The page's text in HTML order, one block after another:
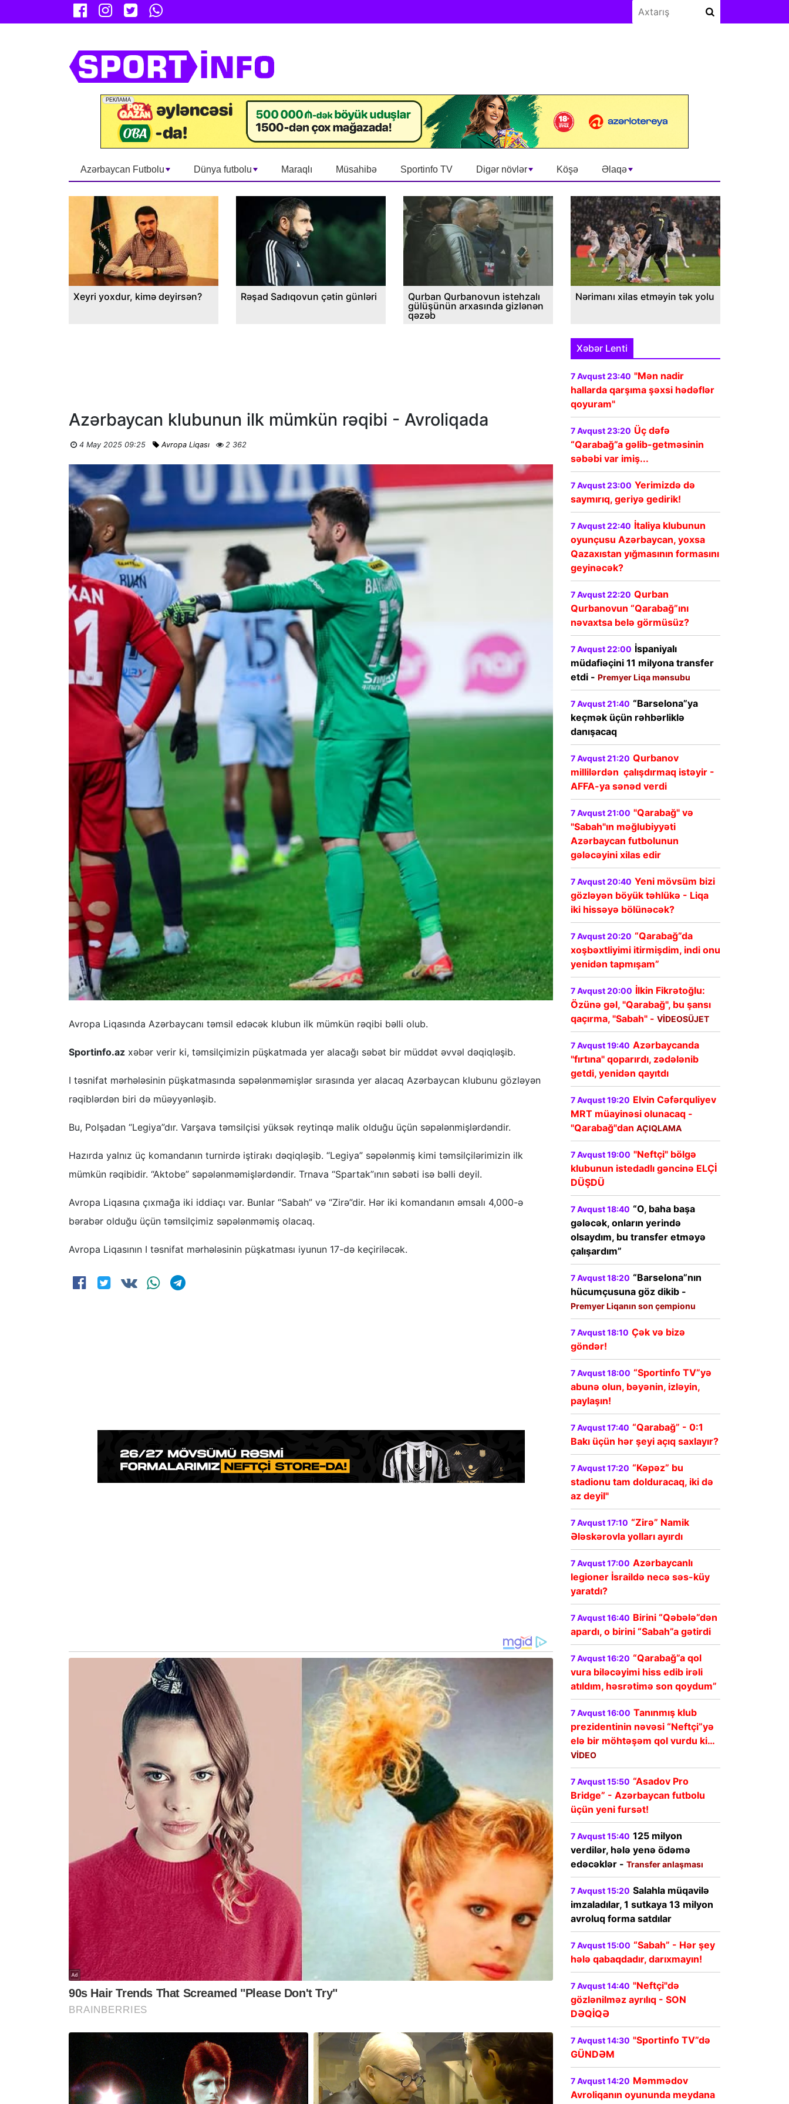
Azərbaycan Futbolu Dünya futbolu Maraqlı Müsahibə Sportinfo TV Digər növlər Köşə Əlaqə
Xeyri yoxdur, kimə deyirsən? Rəşad Sadıqovun çətin günləri
Qurban Qurbanovun istehzalı
gülüşünün arxasında gizlənən
qəzəb
Nərimanı xilas etməyin tək yolu
Azərbaycan klubunun ilk mümkün rəqibi - Avroliqada
4 May 2025 09:25 Avropa Liqası 2 362
Avropa Liqasında Azərbaycanı təmsil edəcək klubun ilk mümkün rəqibi bəlli olub.
Sportinfo.az xəbər verir ki, təmsilçimizin püşkatmada yer alacağı səbət bir müddət əvvəl dəqiqləşib.
I təsnifat mərhələsinin püşkatmasında səpələnməmişlər sırasında yer alacaq Azərbaycan klubunu gözləyən
rəqiblərdən biri də müəyyənləşib.
Bu, Polşadan “Legiya”dır. Varşava təmsilçisi yüksək reytinqə malik olduğu üçün səpələnmişlərdəndir.
Hazırda yalnız üç komandanın turnirdə iştirakı dəqiqləşib. “Legiya” səpələnmiş kimi təmsilçilərimizin ilk
mümkün rəqibidir. “Aktobe” səpələnməmişlərdəndir. Trnava “Spartak”ının səbəti isə bəlli deyil.
Avropa Liqasına çıxmağa iki iddiaçı var. Bunlar “Sabah” və “Zirə”dir. Hər iki komandanın əmsalı 4,000-ə
bərabər olduğu üçün təmsilçimiz səpələnməmiş olacaq.
Avropa Liqasının I təsnifat mərhələsinin püşkatması iyunun 17-də keçiriləcək.
Xəbər Lenti
7 Avqust 23:40 "Mən nadir
hallarda qarşıma şəxsi hədəflər
qoyuram"
7 Avqust 23:20 Üç dəfə
“Qarabağ”a gəlib-getməsinin
səbəbi var imiş...
7 Avqust 23:00 Yerimizdə də
saymırıq, geriyə gedirik!
7 Avqust 22:40 İtaliya klubunun
oyunçusu Azərbaycan, yoxsa
Qazaxıstan yığmasının formasını
geyinəcək?
7 Avqust 22:20 Qurban
Qurbanovun “Qarabağ”ını
nəvaxtsa belə görmüsüz?
7 Avqust 22:00 İspaniyalı
müdafiəçini 11 milyona transfer
etdi - Premyer Liqa mənsubu
7 Avqust 21:40 “Barselona”ya
keçmək üçün rəhbərliklə
danışacaq
7 Avqust 21:20 Qurbanov
millilərdən çalışdırmaq istəyir -
AFFA-ya sənəd verdi
7 Avqust 21:00 "Qarabağ" və
"Sabah"ın məğlubiyyəti
Azərbaycan futbolunun
gələcəyini xilas edir
7 Avqust 20:40 Yeni mövsüm bizi
gözləyən böyük təhlükə - Liqa
iki hissəyə bölünəcək?
7 Avqust 20:20 “Qarabağ”da
xoşbəxtliyimi itirmişdim, indi onu
yenidən tapmışam”
7 Avqust 20:00 İlkin Fikrətoğlu:
Özünə gəl, "Qarabağ", bu şansı
qaçırma, "Sabah" - VİDEOSÜJET
7 Avqust 19:40 Azərbaycanda
"fırtına" qoparırdı, zədələnib
getdi, yenidən qayıtdı
7 Avqust 19:20 Elvin Cəfərquliyev
MRT müayinəsi olunacaq -
"Qarabağ"dan AÇIQLAMA
7 Avqust 19:00 "Neftçi" bölgə
klubunun istedadlı gəncinə ELÇİ
DÜŞDÜ
7 Avqust 18:40 “O, baha başa
gələcək, onların yerində
olsaydım, bu transfer etməyə
çalışardım”
7 Avqust 18:20 “Barselona”nın
hücumçusuna göz dikib -
Premyer Liqanın son çempionu
7 Avqust 18:10 Çək və bizə
göndər!
7 Avqust 18:00 “Sportinfo TV”yə
abunə olun, bəyənin, izləyin,
paylaşın!
7 Avqust 17:40 “Qarabağ” - 0:1
Bakı üçün hər şeyi açıq saxlayır?
7 Avqust 17:20 “Kəpəz” bu
stadionu tam dolduracaq, iki də
az deyil"
7 Avqust 17:10 “Zirə” Namik
Ələskərovla yolları ayırdı
7 Avqust 17:00 Azərbaycanlı
legioner İsraildə necə səs-küy
yaratdı?
7 Avqust 16:40 Birini “Qəbələ”dən
apardı, o birini “Sabah”a gətirdi
7 Avqust 16:20 “Qarabağ”a qol
vura biləcəyimi hiss edib irəli
atıldım, həsrətimə son qoydum”
7 Avqust 16:00 Tanınmış klub
prezidentinin nəvəsi “Neftçi”yə
elə bir möhtəşəm qol vurdu ki…
VİDEO
7 Avqust 15:50 “Asadov Pro
Bridge” - Azərbaycan futbolu
üçün yeni fursət!
7 Avqust 15:40 125 milyon
verdilər, hələ yenə ödəmə
edəcəklər - Transfer anlaşması
7 Avqust 15:20 Salahla müqavilə
imzaladılar, 1 sutkaya 13 milyon
avroluq forma satdılar
7 Avqust 15:00 “Sabah” - Hər şey
hələ qabaqdadır, darıxmayın!
7 Avqust 14:40 "Neftçi"də
gözlənilməz ayrılıq - SON
DƏQİQƏ
7 Avqust 14:30 "Sportinfo TV”də
GÜNDƏM
7 Avqust 14:20 Məmmədov
Avroliqanın oyununda meydana